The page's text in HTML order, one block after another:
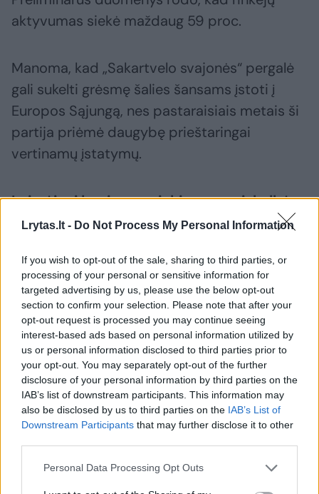
Lrytas.lt - Do Not Process My Personal Information
If you wish to opt-out of the sale, sharing to third parties, or
processing of your personal or sensitive information for
targeted advertising by us, please use the below opt-out
section to confirm your selection. Please note that after your
opt-out request is processed you may continue seeing
interest-based ads based on personal information utilized by
us or personal information disclosed to third parties prior to
your opt-out. You may separately opt-out of the further
disclosure of your personal information by third parties on the
IAB’s list of downstream participants. This information may
also be disclosed by us to third parties on the IAB’s List of
Downstream Participants that may further disclose it to other
Personal Data Processing Opt Outs
aktyvumas siekė maždaug 59 proc.
Manoma, kad „Sakartvelo svajonės“ pergalė
gali sukelti grėsmę šalies šansams įstoti į
Europos Sąjungą, nes pastaraisiais metais ši
partija priėmė daugybę prieštaringai
vertinamų įstatymų.
Laimėjusi lemiamus rinkimus pasiskelbė
valdančioji Sakartvelo partija
Sakartvele šeštadienį pasibaigus svarbiems
rinkimams, valdančioji „Sakartvelo svajonės“
partija, nesulaukusi oficialių rezultatų,
paskelbė apie savo pergalę.
Televizijos kanalo „Imedi“ atliktos
balsavusiųjų apklausos duomenimis, partija
surinko 56 proc. balsų, nors kiti transliuotojai
pranešė, jog už ją balsavo 40 proc. rinkėjų.